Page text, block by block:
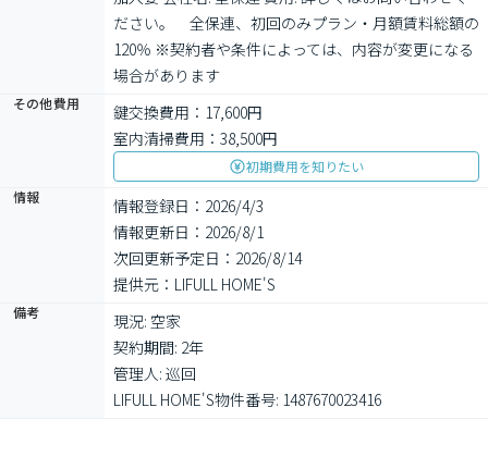
ださい。　全保連、初回のみプラン・月額賃料総額の
120％ ※契約者や条件によっては、内容が変更になる
場合があります
その他費用
鍵交換費用：17,600円
室内清掃費用：38,500円
初期費用を知りたい
情報
情報登録日：2026/4/3
情報更新日：2026/8/1
次回更新予定日：2026/8/14
提供元：LIFULL HOME'S
備考
現況: 空家
契約期間: 2年
管理人: 巡回
LIFULL HOME'S物件番号: 1487670023416